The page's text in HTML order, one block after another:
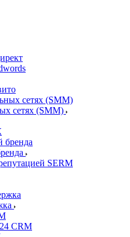
сетях (SMM)
SERM
CRM